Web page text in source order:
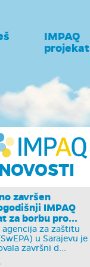
IMPAQ
projekat
završen
IMPAQ
za borbu pro...
agencija za zaštitu
u Sarajevu je
završni d...